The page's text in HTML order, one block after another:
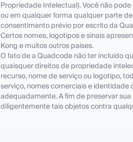
Propriedade Intelectual). Você não
ou em qualquer forma qualquer parte
consentimento prévio por escrito da
Certos nomes, logotipos e sinais
Kong e muitos outros países.
O fato de a Quadcode não ter incluído
quaisquer direitos de propriedade
recurso, nome de serviço ou logotipo,
serviço, nomes comerciais e
adequadamente. A fim de preservar
diligentemente tais objetos contra